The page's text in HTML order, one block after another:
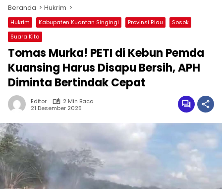
Beranda Hukrim
Hukrim Kabupaten Kuantan Singingi Provinsi Riau
Sosok
Suara Kita
Tomas Murka! PETI di Kebun Pemda
Kuansing Harus Disapu Bersih, APH
Diminta Bertindak Cepat
Editor
2 Min Baca
21 Desember 2025